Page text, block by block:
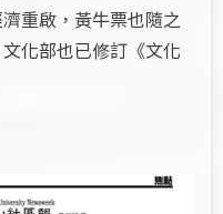
重啟，黃牛票也隨之
化部也已修訂《文化